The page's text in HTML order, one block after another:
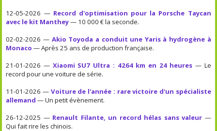
12-05-2026 — Record d'optimisation pour la Porsche Taycan
avec le kit Manthey— 10 000 € la seconde.
02-02-2026 — Akio Toyoda a conduit une Yaris à hydrogène à
Monaco — Après 25 ans de production française.
21-01-2026 — Xiaomi SU7 Ultra : 4264 km en 24 heures — Le
record pour une voiture de série.
11-01-2026 — Voiture de l'année : rare victoire d'un spécialiste
allemand — Un petit évènement.
26-12-2025 — Renault Filante, un record hélas sans valeur —
Qui fait rire les chinois.